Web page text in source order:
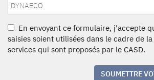
En envoyant ce formulaire, j'accepte
saisies soient utilisées dans le cadre de
services qui sont proposés par le CASD.
SOUMETTRE